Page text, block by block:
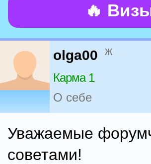
🔥
olga00 ж
Карма 1
О себе
Уважаемые
советами!